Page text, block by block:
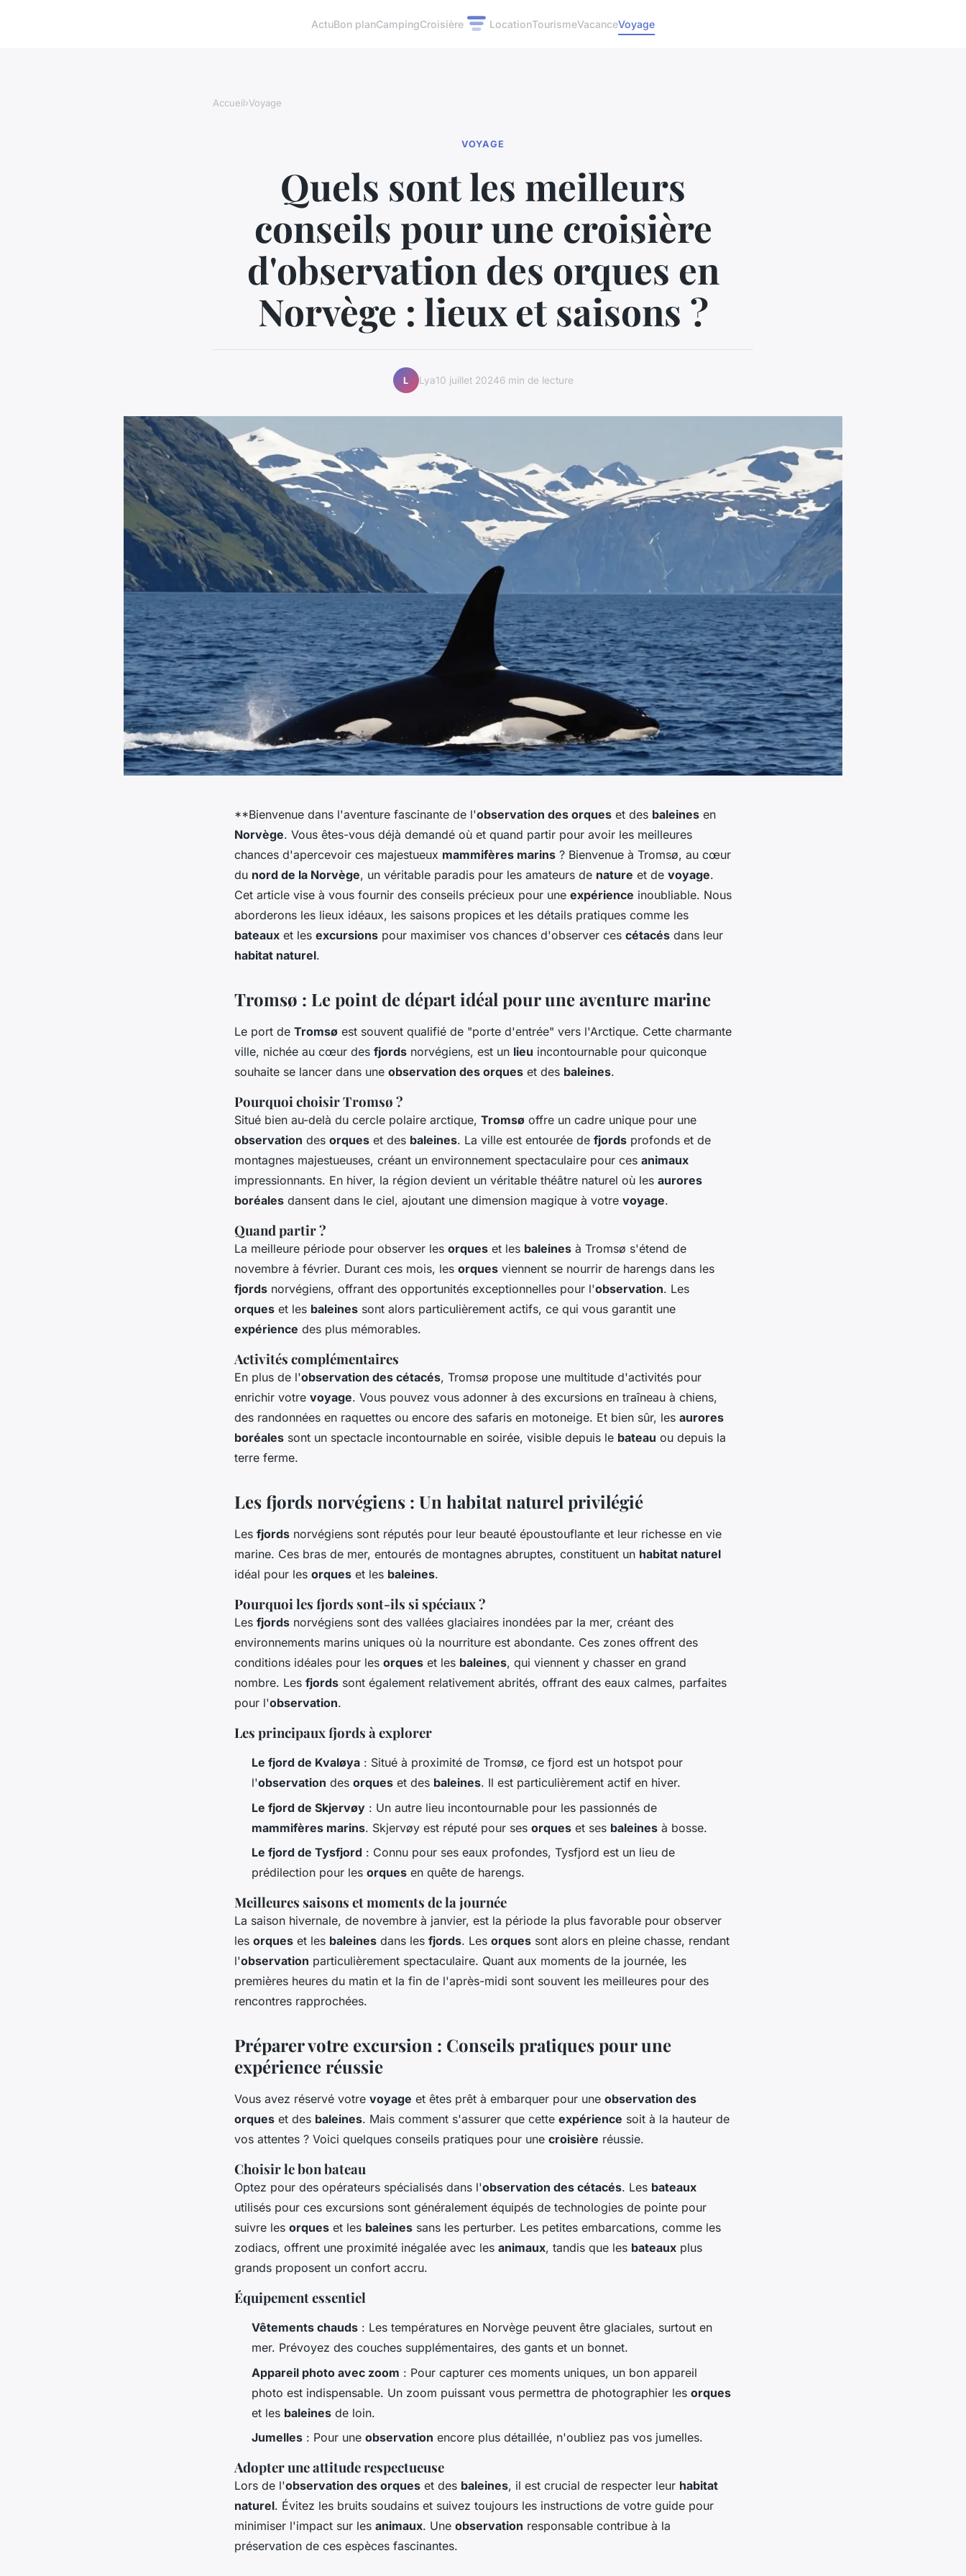
ActuBon planCampingCroisière LocationTourismeVacanceVoyage
Accueil›Voyage
VOYAGE
Quels sont les meilleurs
conseils pour une croisière
d'observation des orques en
Norvège : lieux et saisons ?
L Lya10 juillet 20246 min de lecture
**Bienvenue dans l'aventure fascinante de l'observation des orques et des baleines en
Norvège. Vous êtes-vous déjà demandé où et quand partir pour avoir les meilleures
chances d'apercevoir ces majestueux mammifères marins ? Bienvenue à Tromsø, au cœur
du nord de la Norvège, un véritable paradis pour les amateurs de nature et de voyage.
Cet article vise à vous fournir des conseils précieux pour une expérience inoubliable. Nous
aborderons les lieux idéaux, les saisons propices et les détails pratiques comme les
bateaux et les excursions pour maximiser vos chances d'observer ces cétacés dans leur
habitat naturel.
Tromsø : Le point de départ idéal pour une aventure marine
Le port de Tromsø est souvent qualifié de "porte d'entrée" vers l'Arctique. Cette charmante
ville, nichée au cœur des fjords norvégiens, est un lieu incontournable pour quiconque
souhaite se lancer dans une observation des orques et des baleines.
Pourquoi choisir Tromsø ?
Situé bien au-delà du cercle polaire arctique, Tromsø offre un cadre unique pour une
observation des orques et des baleines. La ville est entourée de fjords profonds et de
montagnes majestueuses, créant un environnement spectaculaire pour ces animaux
impressionnants. En hiver, la région devient un véritable théâtre naturel où les aurores
boréales dansent dans le ciel, ajoutant une dimension magique à votre voyage.
Quand partir ?
La meilleure période pour observer les orques et les baleines à Tromsø s'étend de
novembre à février. Durant ces mois, les orques viennent se nourrir de harengs dans les
fjords norvégiens, offrant des opportunités exceptionnelles pour l'observation. Les
orques et les baleines sont alors particulièrement actifs, ce qui vous garantit une
expérience des plus mémorables.
Activités complémentaires
En plus de l'observation des cétacés, Tromsø propose une multitude d'activités pour
enrichir votre voyage. Vous pouvez vous adonner à des excursions en traîneau à chiens,
des randonnées en raquettes ou encore des safaris en motoneige. Et bien sûr, les aurores
boréales sont un spectacle incontournable en soirée, visible depuis le bateau ou depuis la
terre ferme.
Les fjords norvégiens : Un habitat naturel privilégié
Les fjords norvégiens sont réputés pour leur beauté époustouflante et leur richesse en vie
marine. Ces bras de mer, entourés de montagnes abruptes, constituent un habitat naturel
idéal pour les orques et les baleines.
Pourquoi les fjords sont-ils si spéciaux ?
Les fjords norvégiens sont des vallées glaciaires inondées par la mer, créant des
environnements marins uniques où la nourriture est abondante. Ces zones offrent des
conditions idéales pour les orques et les baleines, qui viennent y chasser en grand
nombre. Les fjords sont également relativement abrités, offrant des eaux calmes, parfaites
pour l'observation.
Les principaux fjords à explorer
Le fjord de Kvaløya : Situé à proximité de Tromsø, ce fjord est un hotspot pour
l'observation des orques et des baleines. Il est particulièrement actif en hiver.
Le fjord de Skjervøy : Un autre lieu incontournable pour les passionnés de
mammifères marins. Skjervøy est réputé pour ses orques et ses baleines à bosse.
Le fjord de Tysfjord : Connu pour ses eaux profondes, Tysfjord est un lieu de
prédilection pour les orques en quête de harengs.
Meilleures saisons et moments de la journée
La saison hivernale, de novembre à janvier, est la période la plus favorable pour observer
les orques et les baleines dans les fjords. Les orques sont alors en pleine chasse, rendant
l'observation particulièrement spectaculaire. Quant aux moments de la journée, les
premières heures du matin et la fin de l'après-midi sont souvent les meilleures pour des
rencontres rapprochées.
Préparer votre excursion : Conseils pratiques pour une
expérience réussie
Vous avez réservé votre voyage et êtes prêt à embarquer pour une observation des
orques et des baleines. Mais comment s'assurer que cette expérience soit à la hauteur de
vos attentes ? Voici quelques conseils pratiques pour une croisière réussie.
Choisir le bon bateau
Optez pour des opérateurs spécialisés dans l'observation des cétacés. Les bateaux
utilisés pour ces excursions sont généralement équipés de technologies de pointe pour
suivre les orques et les baleines sans les perturber. Les petites embarcations, comme les
zodiacs, offrent une proximité inégalée avec les animaux, tandis que les bateaux plus
grands proposent un confort accru.
Équipement essentiel
Vêtements chauds : Les températures en Norvège peuvent être glaciales, surtout en
mer. Prévoyez des couches supplémentaires, des gants et un bonnet.
Appareil photo avec zoom : Pour capturer ces moments uniques, un bon appareil
photo est indispensable. Un zoom puissant vous permettra de photographier les orques
et les baleines de loin.
Jumelles : Pour une observation encore plus détaillée, n'oubliez pas vos jumelles.
Adopter une attitude respectueuse
Lors de l'observation des orques et des baleines, il est crucial de respecter leur habitat
naturel. Évitez les bruits soudains et suivez toujours les instructions de votre guide pour
minimiser l'impact sur les animaux. Une observation responsable contribue à la
préservation de ces espèces fascinantes.